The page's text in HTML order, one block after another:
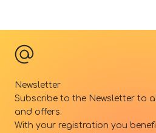
Newsletter
Subscribe to the Newsletter to
and offers.
With your registration you